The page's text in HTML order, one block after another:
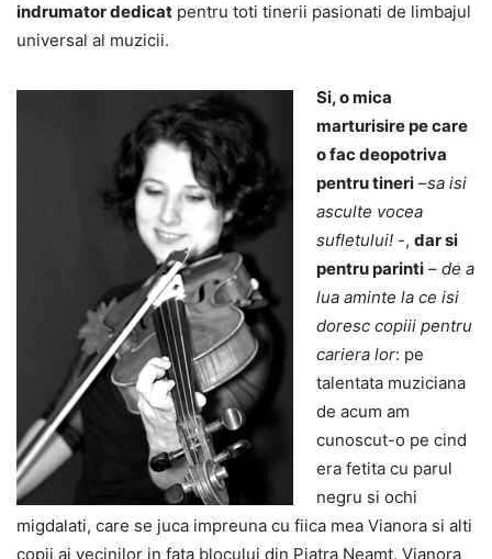
indrumator dedicat pentru toti tinerii pasionati de limbajul
universal al muzicii.
Si, o mica
marturisire pe care
o fac deopotriva
pentru tineri –sa isi
asculte vocea
sufletului! -, dar si
pentru parinti – de a
lua aminte la ce isi
doresc copiii pentru
cariera lor: pe
talentata muziciana
de acum am
cunoscut-o pe cind
era fetita cu parul
negru si ochi
migdalati, care se juca impreuna cu fiica mea Vianora si alti
copii ai vecinilor in fata blocului din Piatra Neamt. Vianora